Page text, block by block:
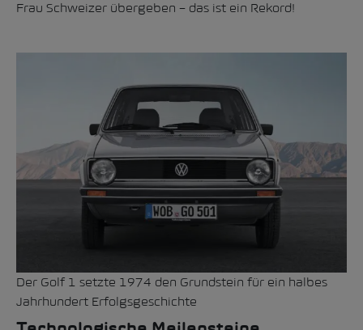
Frau Schweizer übergeben – das ist ein Rekord!
Der Golf 1 setzte 1974 den Grundstein für ein halbes
Jahrhundert Erfolgsgeschichte